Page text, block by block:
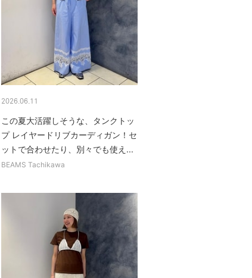
2026.06.11
この夏大活躍しそうな、タンクトッ
プ レイヤードリブカーディガン！セ
ットで合わせたり、別々でも使え...
BEAMS Tachikawa